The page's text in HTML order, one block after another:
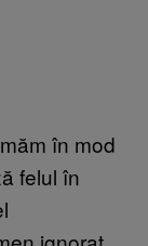
în mod
felul în